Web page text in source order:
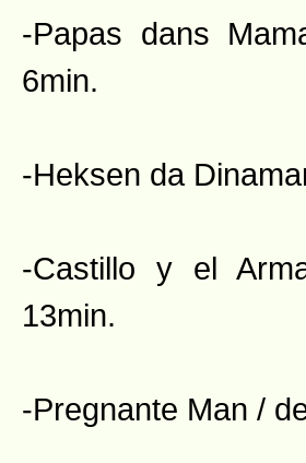
-Papas dans
6min.
-Heksen da
-Castillo y el
13min.
-Pregnante Man /